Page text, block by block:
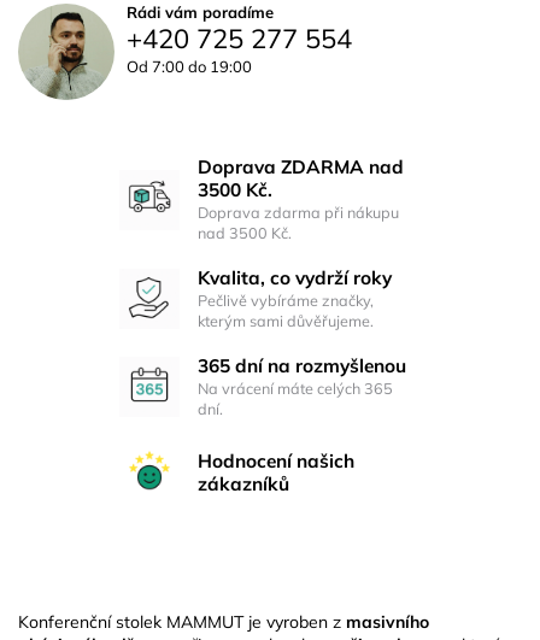
Rádi vám poradíme
+420 725 277 554
Od 7:00 do 19:00
Doprava ZDARMA nad
3500 Kč.
Doprava zdarma při nákupu
nad 3500 Kč.
Kvalita, co vydrží roky
Pečlivě vybíráme značky,
kterým sami důvěřujeme.
365 dní na rozmyšlenou
Na vrácení máte celých 365
dní.
Hodnocení našich
zákazníků
Konferenční stolek MAMMUT je vyroben z masivního